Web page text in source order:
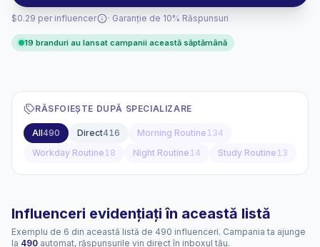
$0.29 per influencer · Garanție de 10% Răspunsuri
19 branduri au lansat campanii această săptămână
RĂSFOIEȘTE DUPĂ SPECIALIZARE
All490 Direct416 Morning Routine 134
Workday Routine 18 Night Routine 14 Study Routine 13
Influenceri evidențiați în această listă
Exemplu de 6 din această listă de 490 influenceri. Campania ta ajunge
la 490 automat, răspunsurile vin direct în inboxul tău.